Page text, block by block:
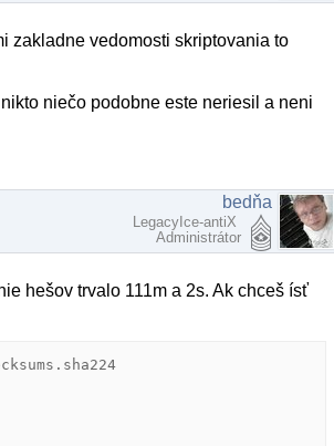
zakladne vedomosti skriptovania to
niečo podobne este neriesil a neni
bedňa
LegacyIce-antiX
Administrátor
hešov trvalo 111m a 2s. Ak chceš ísť